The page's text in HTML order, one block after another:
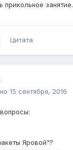
прикольное занятие.
Цитата
15 сентября, 2016
Яровой"?